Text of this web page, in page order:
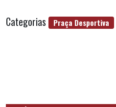
Categorias Praça Desportiva